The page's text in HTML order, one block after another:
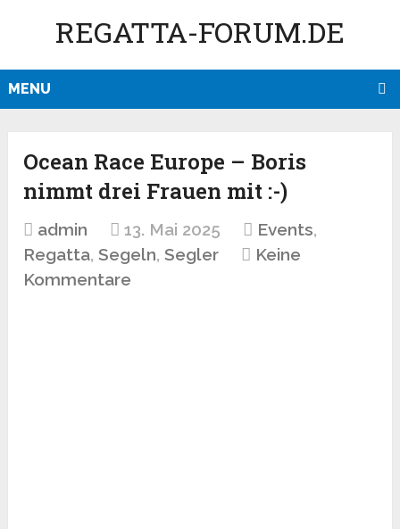
REGATTA-FORUM.DE
MENU
Ocean Race Europe – Boris
nimmt drei Frauen mit :-)
admin 13. Mai 2025 Events,
Regatta,Segeln,Segler
Keine
Kommentare